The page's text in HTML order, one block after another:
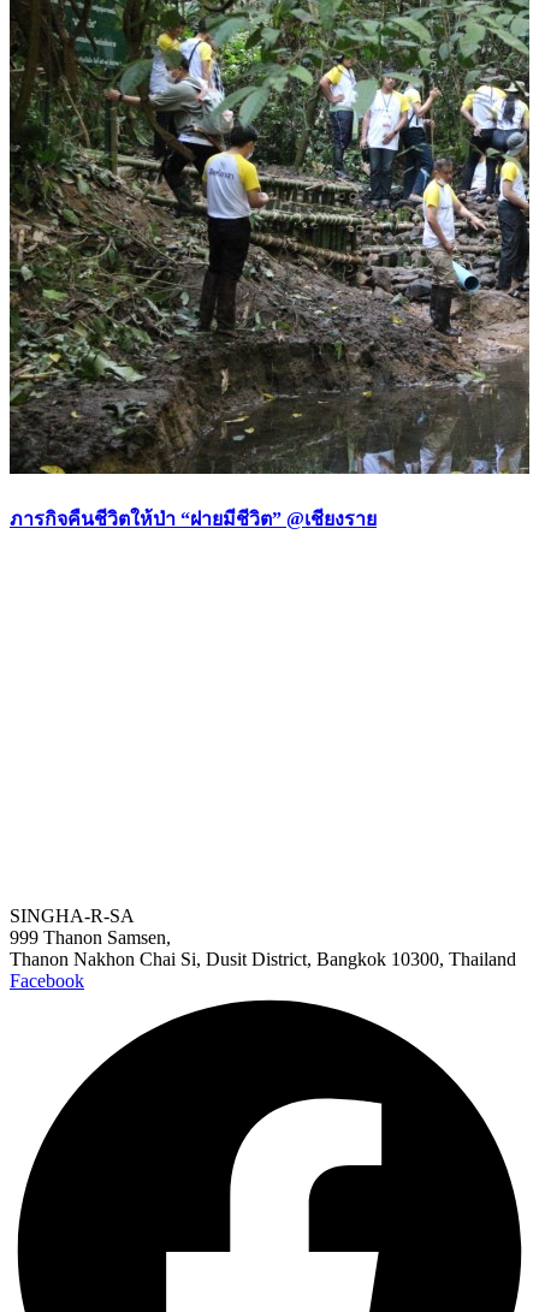
ภารกิจคืนชีวิตให้ป่า “ฝายมีชีวิต” @เชียงราย
SINGHA-R-SA
999 Thanon Samsen,
Thanon Nakhon Chai Si, Dusit District, Bangkok 10300, Thailand
Facebook